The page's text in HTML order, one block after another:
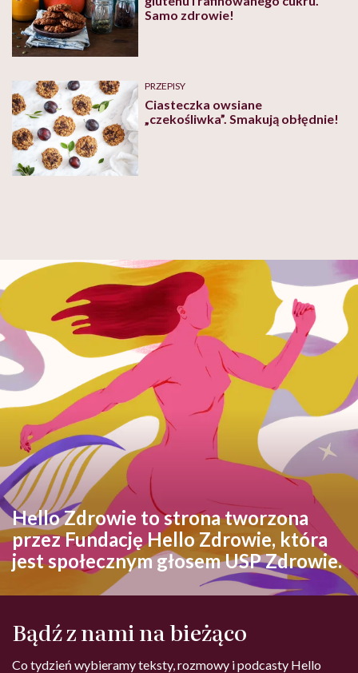
Samo zdrowie!
PRZEPISY
Ciasteczka owsiane
„czekośliwka”. Smakują obłędnie!
Hello Zdrowie to strona tworzona
przez Fundację Hello Zdrowie, która
jest społecznym głosem USP Zdrowie.
Bądź z nami na bieżąco
Co tydzień wybieramy teksty, rozmowy i podcasty Hello